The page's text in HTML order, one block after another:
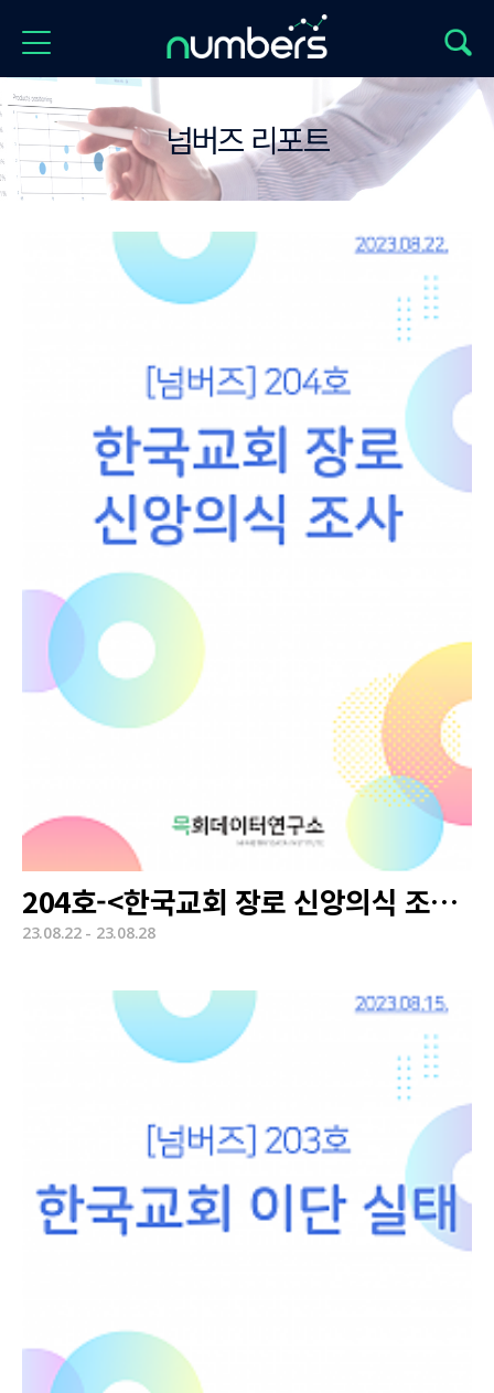
넘버즈 리포트
204호-<한국교회 장로 신앙의식 조사>
23.08.22 - 23.08.28